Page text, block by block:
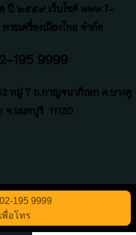
ปี ๒๕๕๙ เว็บไซค์ www.T-
ระเครื่องเมืองไทย จำกัด
195 9999
หมู่ 7 ถ.กาญจนาภิเษก ต.บางคู
จ.นนทบุรี 11130
02-195 9999
พื่อโทร